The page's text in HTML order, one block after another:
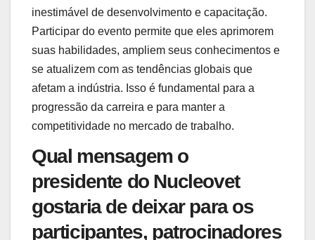
inestimável de desenvolvimento e capacitação.
Participar do evento permite que eles aprimorem
suas habilidades, ampliem seus conhecimentos e
se atualizem com as tendências globais que
afetam a indústria. Isso é fundamental para a
progressão da carreira e para manter a
competitividade no mercado de trabalho.
Qual mensagem o
presidente do Nucleovet
gostaria de deixar para os
participantes, patrocinadores